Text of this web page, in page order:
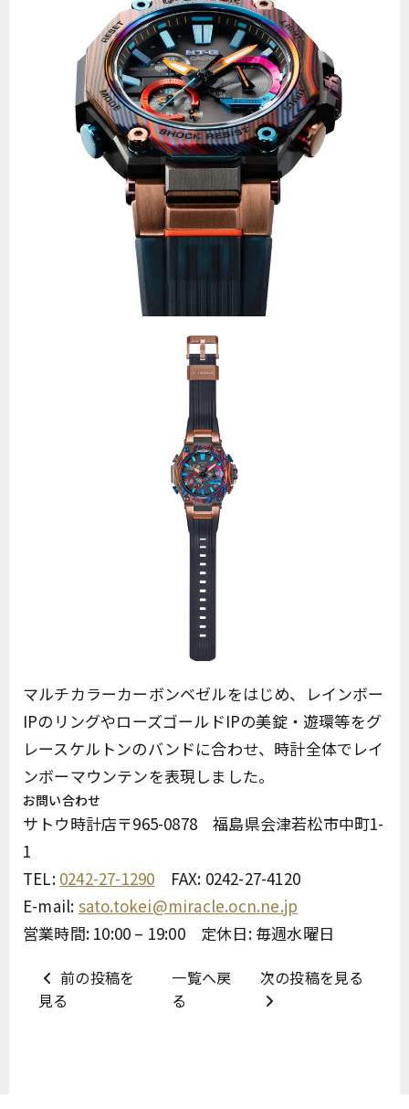
マルチカラーカーボンベゼルをはじめ、レインボー
IPのリングやローズゴールドIPの美錠・遊環等をグ
レースケルトンのバンドに合わせ、時計全体でレイ
ンボーマウンテンを表現しました。
お問い合わせ
サトウ時計店〒965-0878 福島県会津若松市中町1-
1
TEL: 0242-27-1290 FAX: 0242-27-4120
E-mail: sato.tokei@miracle.ocn.ne.jp
営業時間: 10:00 – 19:00 定休日: 毎週水曜日
前の投稿を
見る
一覧へ戻
る
次の投稿を見る